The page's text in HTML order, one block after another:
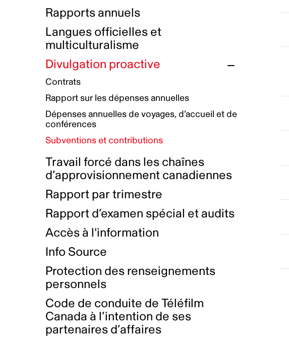
Initiatives autochtones
Plan de réconciliation autochtone
Groupe de travail autochtone
Principes directeurs sur le
harcèlement
Plan d’action pour la parité
Plan d'équité, de diversité,
d'inclusion et d'accessibilité
Boîte à outils pour le récit authentique
Collecte de données et l’auto-identification
Plan d'accessibilité
Rémunération et avantages
Prix et certifications
Nos valeurs d’entreprise
Rapports annuels
Langues officielles et
multiculturalisme
Divulgation proactive
Contrats
Rapport sur les dépenses annuelles
Dépenses annuelles de voyages, d’accueil et de
conférences
Subventions et contributions
Travail forcé dans les chaînes
d’approvisionnement canadiennes
Rapport par trimestre
Rapport d’examen spécial et audits
Accès à l'information
Info Source
Protection des renseignements
personnels
Code de conduite de Téléfilm
Canada à l’intention de ses
partenaires d’affaires